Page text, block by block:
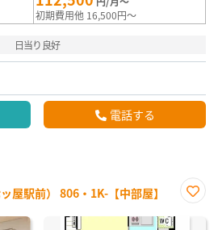
初期費用他 16,500円～
日当り良好
電話する
屋駅前） 806・1K-【中部屋】
に入